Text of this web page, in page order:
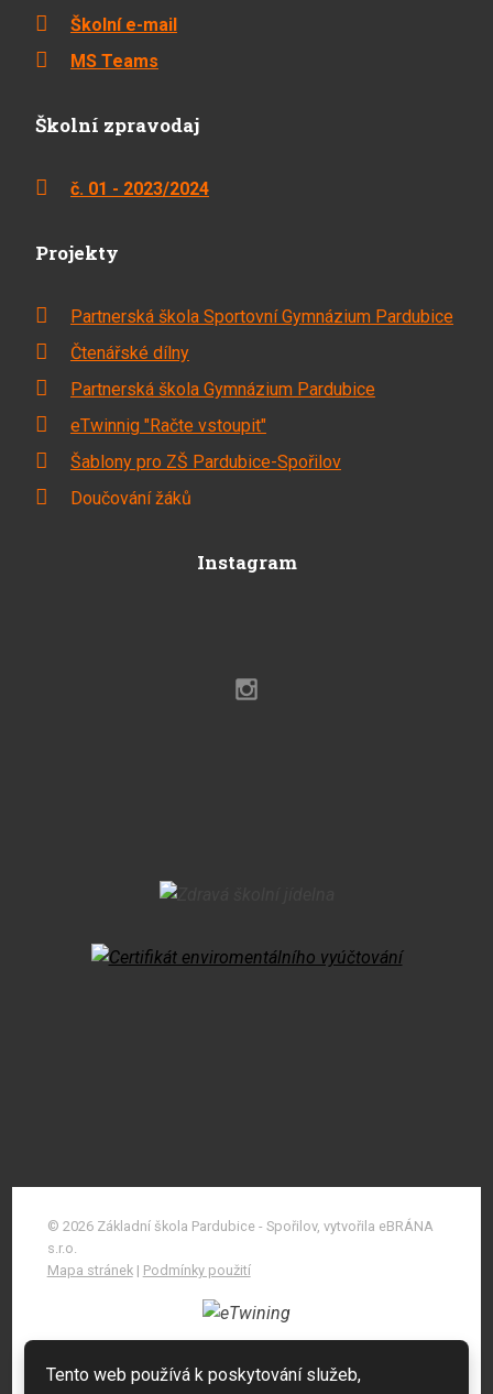
Školní e-mail
MS Teams
Školní zpravodaj
č. 01 - 2023/2024
Projekty
Partnerská škola Sportovní Gymnázium Pardubice
Čtenářské dílny
Partnerská škola Gymnázium Pardubice
eTwinnig "Račte vstoupit"
Šablony pro ZŠ Pardubice-Spořilov
Doučování žáků
Instagram
© 2026 Základní škola Pardubice - Spořilov, vytvořila eBRÁNA
s.r.o.
Mapa stránek| Podmínky použití
Tento web používá k poskytování služeb,